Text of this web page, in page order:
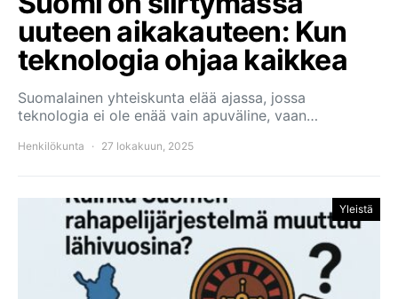
uuteen aikakauteen: Kun
teknologia ohjaa kaikkea
Suomalainen yhteiskunta elää ajassa, jossa
teknologia ei ole enää vain apuväline, vaan…
Henkilökunta 27 lokakuun, 2025
Yleistä